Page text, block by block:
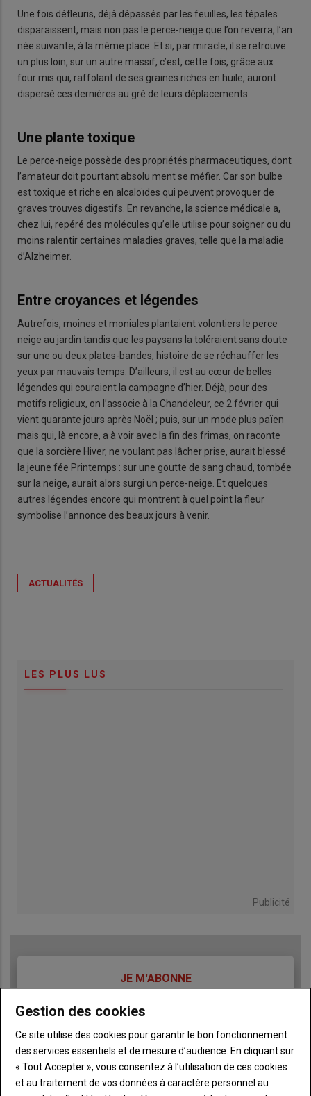
Une fois défleuris, déjà dépassés par les feuilles, les tépales
disparaissent, mais non pas le perce-neige que l’on reverra, l’an
née suivante, à la même place. Et si, par miracle, il se retrouve
un plus loin, sur un autre massif, c’est, cette fois, grâce aux
four mis qui, raffolant de ses graines riches en huile, auront
dispersé ces dernières au gré de leurs déplacements.
Une plante toxique
Le perce-neige possède des propriétés pharmaceutiques, dont
l’amateur doit pourtant absolu ment se méfier. Car son bulbe
est toxique et riche en alcaloïdes qui peuvent provoquer de
graves trouves digestifs. En revanche, la science médicale a,
chez lui, repéré des molécules qu’elle utilise pour soigner ou du
moins ralentir certaines maladies graves, telle que la maladie
d’Alzheimer.
Entre croyances et légendes
Autrefois, moines et moniales plantaient volontiers le perce
neige au jardin tandis que les paysans la toléraient sans doute
sur une ou deux plates-bandes, histoire de se réchauffer les
yeux par mauvais temps. D’ailleurs, il est au cœur de belles
légendes qui couraient la campagne d’hier. Déjà, pour des
motifs religieux, on l’associe à la Chandeleur, ce 2 février qui
vient quarante jours après Noël ; puis, sur un mode plus païen
mais qui, là encore, a à voir avec la fin des frimas, on raconte
que la sorcière Hiver, ne voulant pas lâcher prise, aurait blessé
la jeune fée Printemps : sur une goutte de sang chaud, tombée
sur la neige, aurait alors surgi un perce-neige. Et quelques
autres légendes encore qui montrent à quel point la fleur
symbolise l’annonce des beaux jours à venir.
ACTUALITÉS
LES PLUS LUS
Publicité
JE M'ABONNE
Body A partir de 93€
Lien JE M'ABONNE
Gestion des cookies
Ce site utilise des cookies pour garantir le bon fonctionnement
des services essentiels et de mesure d’audience. En cliquant sur
« Tout Accepter », vous consentez à l’utilisation de ces cookies
et au traitement de vos données à caractère personnel au